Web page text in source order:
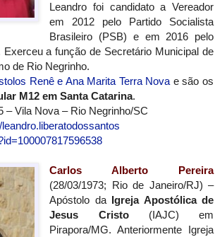
Leandro foi candidato a Vereador
em 2012 pelo Partido Socialista
Brasileiro (PSB) e em 2016 pelo
a função de Secretário Municipal de
de Rio Negrinho.
Renê e Ana Marita Terra Nova e são os
M12 em Santa Catarina.
– Vila Nova – Rio Negrinho/SC
Carlos Alberto Pereira
(28/03/1973; Rio de Janeiro/RJ) –
Apóstolo da Igreja Apostólica de
Jesus Cristo(IAJC) em
Pirapora/MG. Anteriormente Igreja